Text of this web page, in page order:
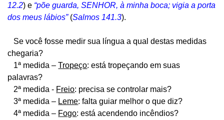
12.2) e “põe guarda, SENHOR, à minha boca; vigia a porta
dos meus lábios”(Salmos 141.3).
Se você fosse medir sua língua a qual destas medidas
chegaria?
1ª medida –Tropeço: está tropeçando em suas
palavras?
2ª medida - Freio: precisa se controlar mais?
3ª medida – Leme: falta guiar melhor o que diz?
4ª medida – Fogo: está acendendo incêndios?